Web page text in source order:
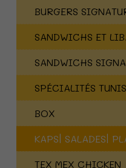
BURGERS
SANDWICHS ET
SANDWICHS
SPÉCIALITÉS
BOX
KAPS| SALADES|
TEX MEX CHICKEN